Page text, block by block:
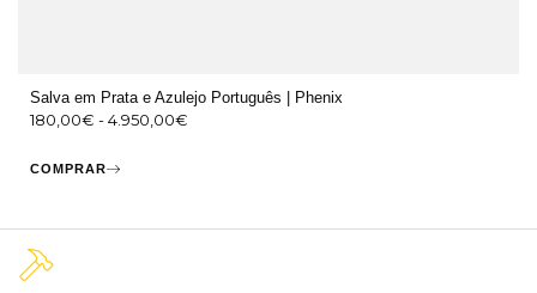
Salva em Prata e Azulejo Português | Phenix
180,00€ -4.950,00€
COMPRAR